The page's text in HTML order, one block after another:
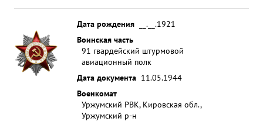
Дата рождения
__.__.1921
Воинская часть
91 гвардейский штурмовой
авиационный полк
Дата документа 11.05.1944
Военкомат
Уржумский РВК, Кировская обл.,
Уржумский р-н